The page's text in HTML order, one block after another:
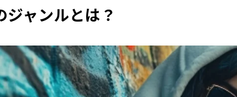
ジャンルとは？